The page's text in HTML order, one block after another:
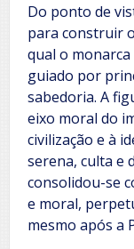
Do ponto de
para construir
qual o
guiado por
sabedoria. A
eixo moral do
civilização e à
serena, culta e
consolidou-se
e moral,
mesmo após a